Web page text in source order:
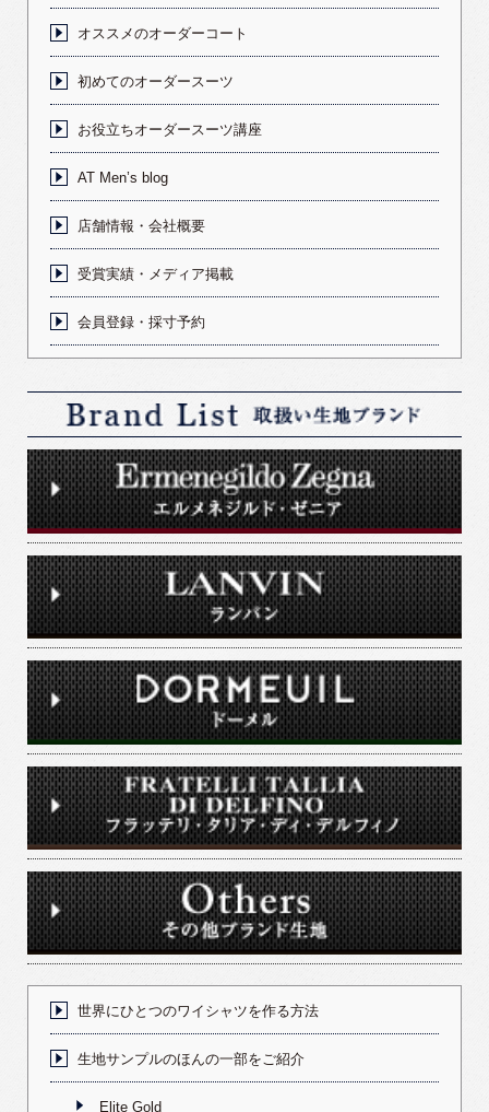
オススメのオーダーコート
初めてのオーダースーツ
お役立ちオーダースーツ講座
AT Men’s blog
店舗情報・会社概要
受賞実績・メディア掲載
会員登録・採寸予約
世界にひとつのワイシャツを作る方法
生地サンプルのほんの一部をご紹介
Elite Gold